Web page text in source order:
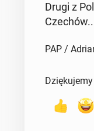
Drugi z
PAP /